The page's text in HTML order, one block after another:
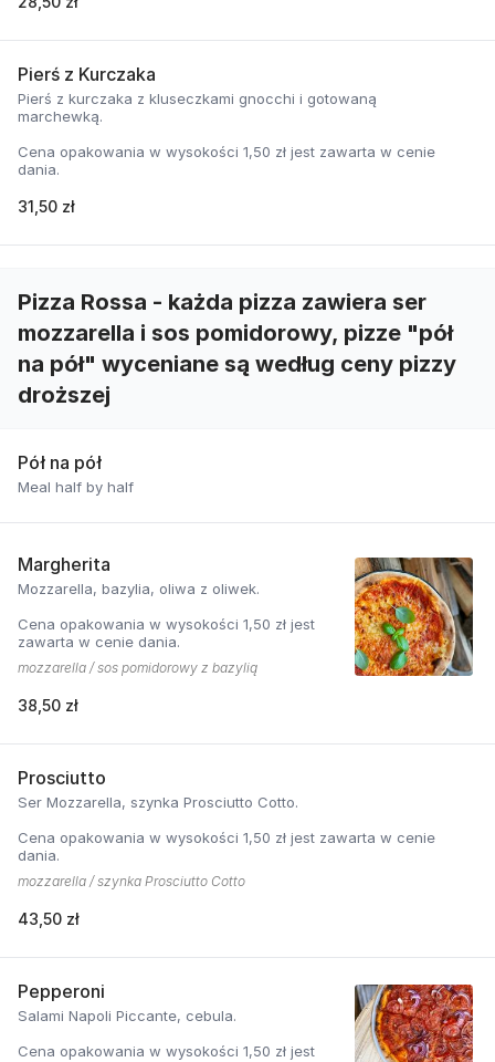
Pierś z Kurczaka
Pierś z kurczaka z kluseczkami gnocchi i gotowaną
marchewką.
Cena opakowania w wysokości 1,50 zł jest zawarta w cenie
dania.
31,50 zł
Pizza Rossa - każda pizza zawiera ser
mozzarella i sos pomidorowy, pizze "pół
na pół" wyceniane są według ceny pizzy
droższej
Pół na pół
Meal half by half
Margherita
Mozzarella, bazylia, oliwa z oliwek.
Cena opakowania w wysokości 1,50 zł jest
zawarta w cenie dania.
mozzarella / sos pomidorowy z bazylią
38,50 zł
Prosciutto
Ser Mozzarella, szynka Prosciutto Cotto.
Cena opakowania w wysokości 1,50 zł jest zawarta w cenie
dania.
mozzarella / szynka Prosciutto Cotto
43,50 zł
Pepperoni
Salami Napoli Piccante, cebula.
Cena opakowania w wysokości 1,50 zł jest